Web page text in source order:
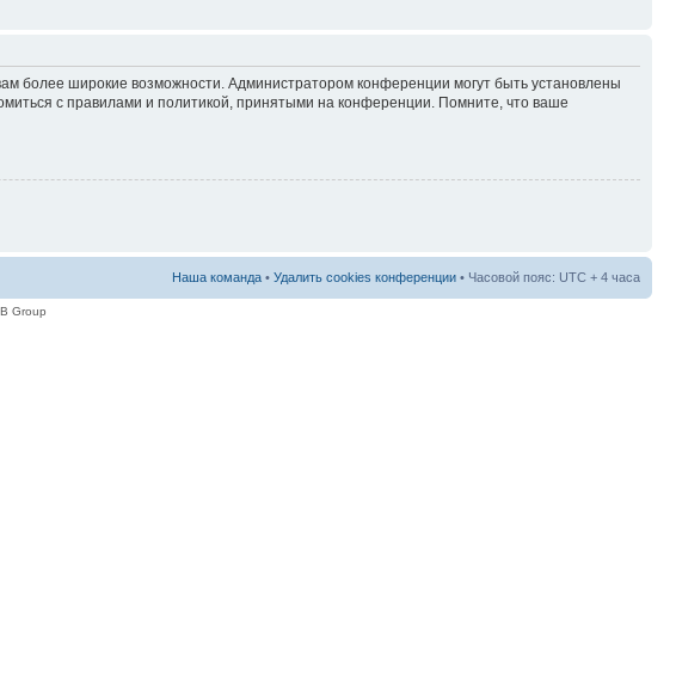
более широкие возможности. Администратором конференции могут быть установлены
с правилами и политикой, принятыми на конференции. Помните, что ваше
Наша команда • Удалить cookies конференции • Часовой пояс: UTC + 4 часа
Group